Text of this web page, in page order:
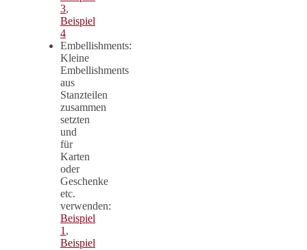
3,
Beispiel
4
Embellishments:
Kleine
Embellishments
aus
Stanzteilen
zusammen
setzten
und
für
Karten
oder
Geschenke
etc.
verwenden:
Beispiel
1 ,
Beispiel